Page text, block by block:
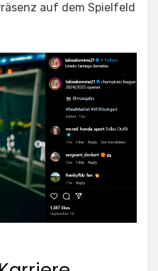
auf dem Spielfeld